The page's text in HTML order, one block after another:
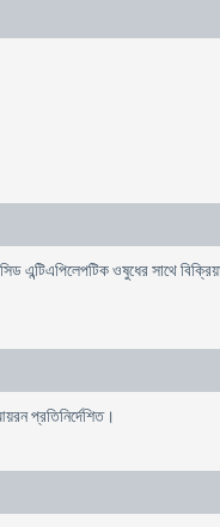
ওষুধের সাথে
প্রতিনির্দেশিত।